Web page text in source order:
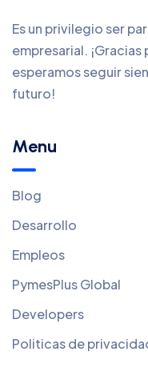
Es un privilegio ser
empresarial.
esperamos seguir
futuro!
Menu
Blog
Desarrollo
Empleos
PymesPlus Global
Developers
Politicas de